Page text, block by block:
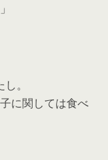
。
に関しては食べ